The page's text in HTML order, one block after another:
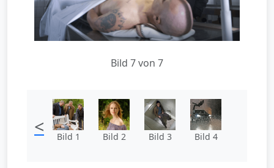
Bild 7 von 7
< Bild 1 Bild 2 Bild 3 Bild 4